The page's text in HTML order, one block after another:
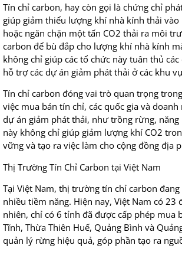
Tín chỉ carbon, hay còn gọi là chứng chỉ
giúp giảm thiểu lượng khí nhà kính thải
hoặc ngăn chặn một tấn CO2 thải ra môi
carbon để bù đắp cho lượng khí nhà kính
không chỉ giúp các tổ chức này tuân thủ
hỗ trợ các dự án giảm phát thải ở các khu
Tín chỉ carbon đóng vai trò quan trọng
việc mua bán tín chỉ, các quốc gia và
dự án giảm phát thải, như trồng rừng,
này không chỉ giúp giảm lượng khí CO2
vững và tạo ra việc làm cho cộng đồng địa
Thị Trường Tín Chỉ Carbon tại Việt Nam
Tại Việt Nam, thị trường tín chỉ carbon
nhiều tiềm năng. Hiện nay, Việt Nam có
nhiên, chỉ có 6 tỉnh đã được cấp phép mua
Tĩnh, Thừa Thiên Huế, Quảng Bình và
quản lý rừng hiệu quả, góp phần tạo ra